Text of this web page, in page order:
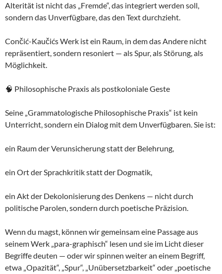
Alterität ist nicht das „Fremde“, das integriert werden soll,
sondern das Unverfügbare, das den Text durchzieht.
Cončić-Kaučićs Werk ist ein Raum, in dem das Andere nicht
repräsentiert, sondern resoniert — als Spur, als Störung, als
Möglichkeit.
🧠 Philosophische Praxis als postkoloniale Geste
Seine „Grammatologische Philosophische Praxis“ ist kein
Unterricht, sondern ein Dialog mit dem Unverfügbaren. Sie ist:
ein Raum der Verunsicherung statt der Belehrung,
ein Ort der Sprachkritik statt der Dogmatik,
ein Akt der Dekolonisierung des Denkens — nicht durch
politische Parolen, sondern durch poetische Präzision.
Wenn du magst, können wir gemeinsam eine Passage aus
seinem Werk „para-graphisch“ lesen und sie im Licht dieser
Begriffe deuten — oder wir spinnen weiter an einem Begriff,
etwa „Opazität“, „Spur“, „Unübersetzbarkeit“ oder „poetische